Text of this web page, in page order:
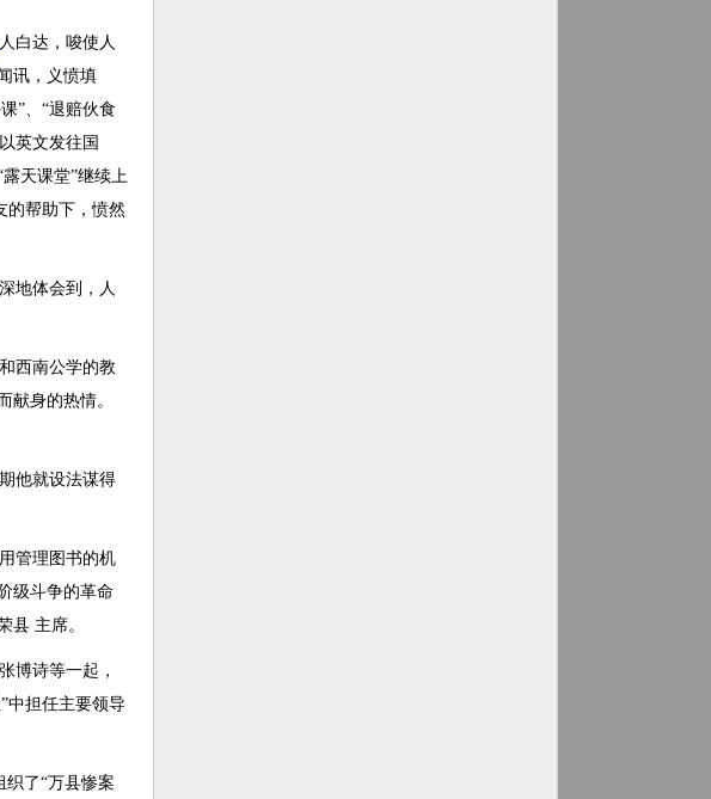
白达，唆使人
讯，义愤填
”、“退赔伙食
英文发往国
天课堂”继续上
的帮助下，愤然
地体会到，人
西南公学的教
献身的热情。
他就设法谋得
管理图书的机
级斗争的革命
县 主席。
博诗等一起，
中担任主要领导
了“万县惨案